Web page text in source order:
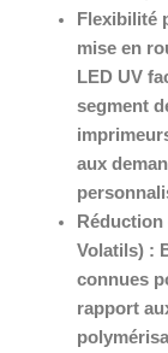
Flexibilité
mise en
LED UV
segment
aux
Volatils) :
connues
rapport